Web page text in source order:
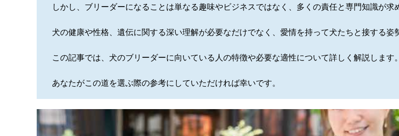
しかし、ブリーダーになることは単なる趣味やビジネスではなく、多くの責任と専門知識が求
犬の健康や性格、遺伝に関する深い理解が必要なだけでなく、愛情を持って犬たちと接する姿
この記事では、犬のブリーダーに向いている人の特徴や必要な適性について詳しく解説します。
あなたがこの道を選ぶ際の参考にしていただければ幸いです。